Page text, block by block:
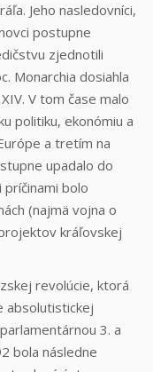
Jeho nasledovníci,
postupne
zjednotili
Monarchia dosiahla
V tom čase malo
politiku, ekonómiu a
a tretím na
upadalo do
bolo
(najmä vojna o
kráľovskej
revolúcie, ktorá
absolutistickej
3. a
bola následne